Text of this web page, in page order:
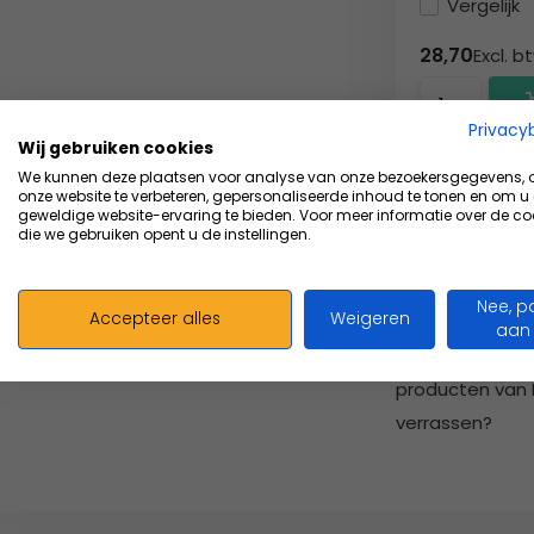
Vergelijk
28,70Excl.
Reliance
innovatie,
betrouwbare
producten van
verrassen?
Wij gebruiken cookies
We kunnen deze plaatsen voor analyse van onze bezoekersgegevens,
onze website te verbeteren, gepersonaliseerde inhoud te tonen en om u
geweldige website-ervaring te bieden. Voor meer informatie over de
die we gebruiken opent u de instellingen.
Accepteer alles Weigeren
Nee,
aan